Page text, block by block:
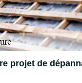
projet de